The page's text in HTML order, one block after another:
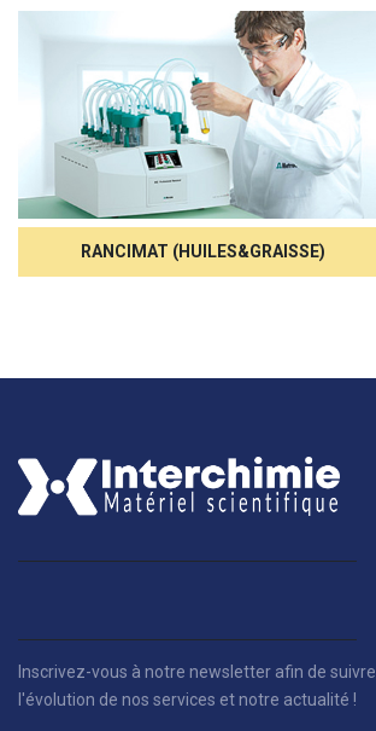
RANCIMAT (HUILES&GRAISSE)
Inscrivez-vous à notre newsletter afin de suivre
l'évolution de nos services et notre actualité !